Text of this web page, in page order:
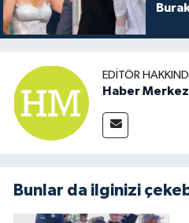
EDITÖR
Haber
Bunlar da ilginizi